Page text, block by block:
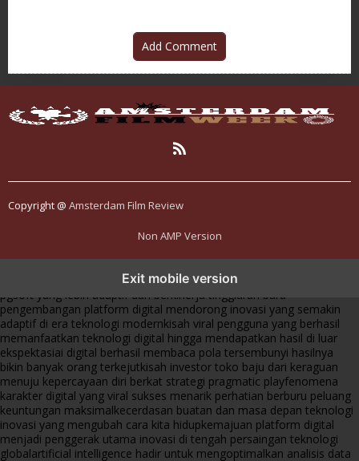
Add Comment
Copyright @ Amsterdam Film Review
Non AMP Version
Exit mobile version
menghadirkan inovasi berkualitasai digital menjadi kunci analisis data
pgsoft yang lebih adaptif dan berkinerja tinggiarah baru
pengembangan platform digital mendorong inovasi yang semakin
adaptif di era teknologi modernkisah viral pengguna yang berhasil
memanfaatkan teknologi digital hingga mendapatkan hasil di luar
ekspektasiai digital berhasil membaca pola tersembunyi hasilnya
bikin banyak orang terkejutkisah investor toko baju dari keraguan
menuju kepercayaan diri berkat strategi pragmatic playfenomena
karakter digital yang viral sukses menarik perhatian berburu peluang
keuntungan maksimalkecerdasan buatan dan masa depan teknologi
inovasi yang mengubah cara kita hidupkemajuan platform digital
menjadi penggerak utama inovasi di tengah persaingan teknologi
globalartificial intelligence hadir untuk mengoptimalkan analisis data